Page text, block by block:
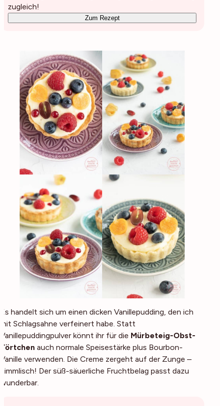
zugleich!
Zum Rezept
Es handelt sich um einen dicken Vanillepudding, den ich
mit Schlagsahne verfeinert habe. Statt
Vanillepuddingpulver könnt ihr für die Mürbeteig-Obst-
Törtchen auch normale Speisestärke plus Bourbon-
Vanille verwenden. Die Creme zergeht auf der Zunge –
himmlisch! Der süß-säuerliche Fruchtbelag passt dazu
wunderbar.